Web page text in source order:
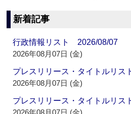
新着記事
行政情報リスト 2026/08/07
2026年08月07日 (金)
プレスリリース・タイトルリ
2026年08月07日 (金)
プレスリリース・タイトルリ